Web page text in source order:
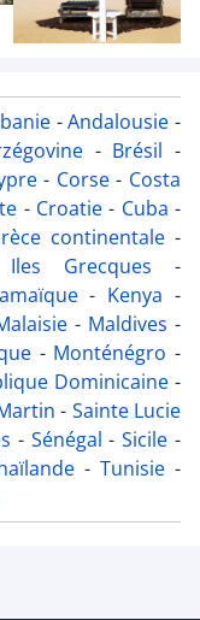
-Andalousie -
- Brésil -
- Corse- Costa
- Croatie - Cuba -
continentale -
Iles Grecques -
- Kenya -
- Maldives -
- Monténégro -
Dominicaine-
- Sainte Lucie
- Sénégal -Sicile -
- Tunisie -